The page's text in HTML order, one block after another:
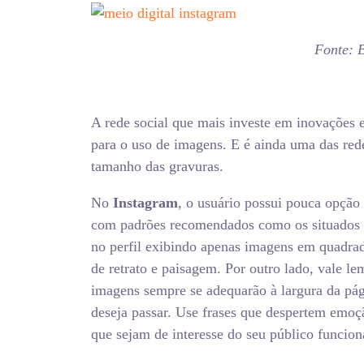
Fonte:
A rede social que mais investe em inovações
para o uso de imagens. E é ainda uma das
tamanho das gravuras.
No Instagram, o usuário possui pouca
com padrões recomendados como os
no perfil exibindo apenas imagens em
de retrato e paisagem. Por outro lado, vale
imagens sempre se adequarão à largura da
deseja passar. Use frases que despertem
que sejam de interesse do seu público